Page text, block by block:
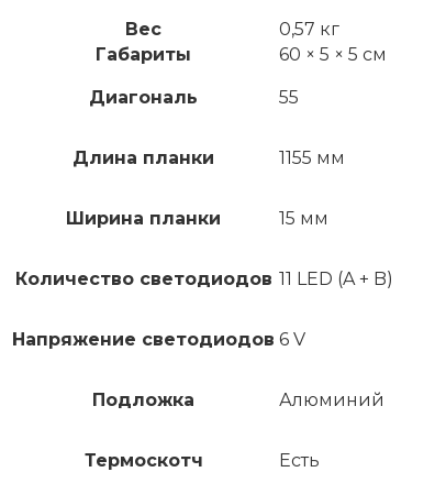
Вес
0,57 кг
Габариты
60 × 5 × 5 см
Диагональ 55
Длина планки 1155 мм
Ширина планки 15 мм
Количество светодиодов 11 LED (A + B)
Напряжение светодиодов 6 V
Подложка Алюминий
Термоскотч Есть